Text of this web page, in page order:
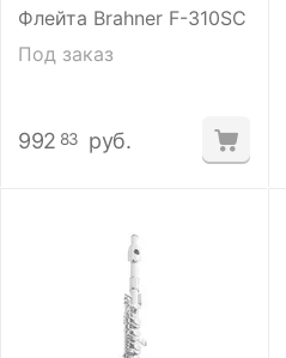
Флейта Brahner F-310SC
Под заказ
992 83 руб.